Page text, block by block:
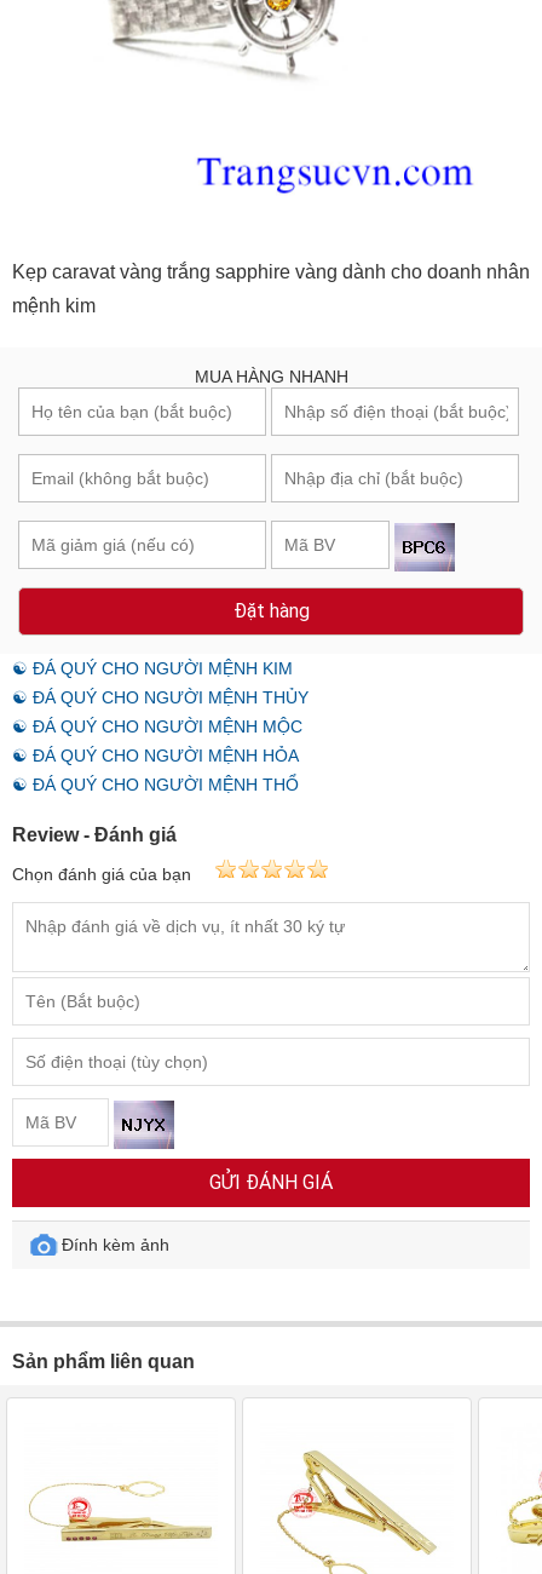
Kẹp caravat vàng trắng sapphire vàng dành cho doanh nhân
mệnh kim
MUA HÀNG NHANH
Đặt hàng
☯ ĐÁ QUÝ CHO NGƯỜI MỆNH KIM
☯ ĐÁ QUÝ CHO NGƯỜI MỆNH THỦY
☯ ĐÁ QUÝ CHO NGƯỜI MỆNH MỘC
☯ ĐÁ QUÝ CHO NGƯỜI MỆNH HỎA
☯ ĐÁ QUÝ CHO NGƯỜI MỆNH THỔ
Review - Đánh giá
Chọn đánh giá của bạn
GỬI ĐÁNH GIÁ
Đính kèm ảnh
Sản phẩm liên quan